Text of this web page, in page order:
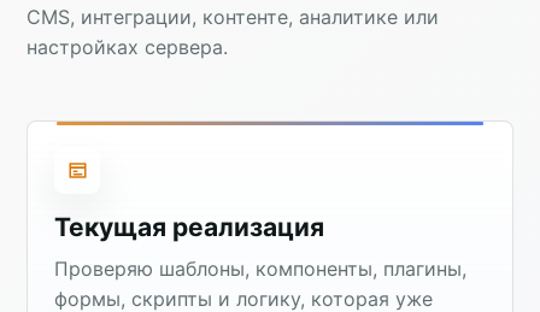
CMS, интеграции, контенте, аналитике или
настройках сервера.
Текущая реализация
Проверяю шаблоны, компоненты, плагины,
формы, скрипты и логику, которая уже